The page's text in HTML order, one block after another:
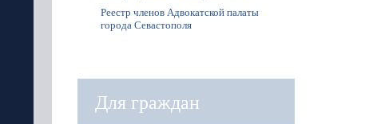
Реестр членов Адвокатской палаты
города Севастополя
Для граждан